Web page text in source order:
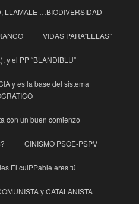
LLAMALE …BIODIVERSIDAD
VIDAS PARA”LELAS”
y el PP “BLANDIBLU”
y es la base del sistema
con un buen comienzo
CINISMO PSOE-PSPV
El culPPable eres tú
y CATALANISTA